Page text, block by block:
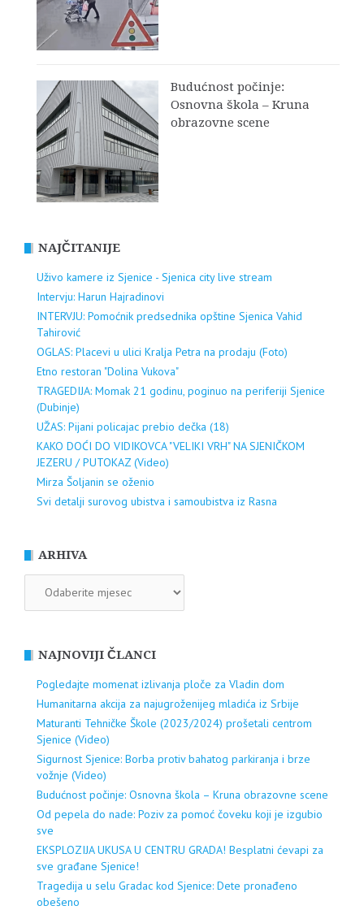
Budućnost počinje:
Osnovna škola – Kruna
obrazovne scene
NAJČITANIJE
Uživo kamere iz Sjenice - Sjenica city live stream
Intervju: Harun Hajradinovi
INTERVJU: Pomoćnik predsednika opštine Sjenica Vahid
Tahirović
OGLAS: Placevi u ulici Kralja Petra na prodaju (Foto)
Etno restoran "Dolina Vukova"
TRAGEDIJA: Momak 21 godinu, poginuo na periferiji Sjenice
(Dubinje)
UŽAS: Pijani policajac prebio dečka (18)
KAKO DOĆI DO VIDIKOVCA "VELIKI VRH" NA SJENIČKOM
JEZERU / PUTOKAZ (Video)
Mirza Šoljanin se oženio
Svi detalji surovog ubistva i samoubistva iz Rasna
ARHIVA
NAJNOVIJI ČLANCI
Pogledajte momenat izlivanja ploče za Vladin dom
Humanitarna akcija za najugroženijeg mladića iz Srbije
Maturanti Tehničke Škole (2023/2024) prošetali centrom
Sjenice (Video)
Sigurnost Sjenice: Borba protiv bahatog parkiranja i brze
vožnje (Video)
Budućnost počinje: Osnovna škola – Kruna obrazovne scene
Od pepela do nade: Poziv za pomoć čoveku koji je izgubio
sve
EKSPLOZIJA UKUSA U CENTRU GRADA! Besplatni ćevapi za
sve građane Sjenice!
Tragedija u selu Gradac kod Sjenice: Dete pronađeno
obešeno